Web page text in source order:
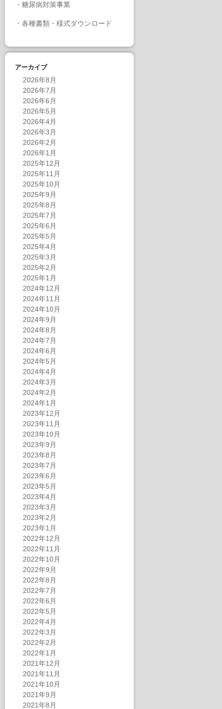
・ 糖尿病対策事業
・ 各種書類・様式ダウンロード
アーカイブ
2026年8月
2026年7月
2026年6月
2026年5月
2026年4月
2026年3月
2026年2月
2026年1月
2025年12月
2025年11月
2025年10月
2025年9月
2025年8月
2025年7月
2025年6月
2025年5月
2025年4月
2025年3月
2025年2月
2025年1月
2024年12月
2024年11月
2024年10月
2024年9月
2024年8月
2024年7月
2024年6月
2024年5月
2024年4月
2024年3月
2024年2月
2024年1月
2023年12月
2023年11月
2023年10月
2023年9月
2023年8月
2023年7月
2023年6月
2023年5月
2023年4月
2023年3月
2023年2月
2023年1月
2022年12月
2022年11月
2022年10月
2022年9月
2022年8月
2022年7月
2022年6月
2022年5月
2022年4月
2022年3月
2022年2月
2022年1月
2021年12月
2021年11月
2021年10月
2021年9月
2021年8月